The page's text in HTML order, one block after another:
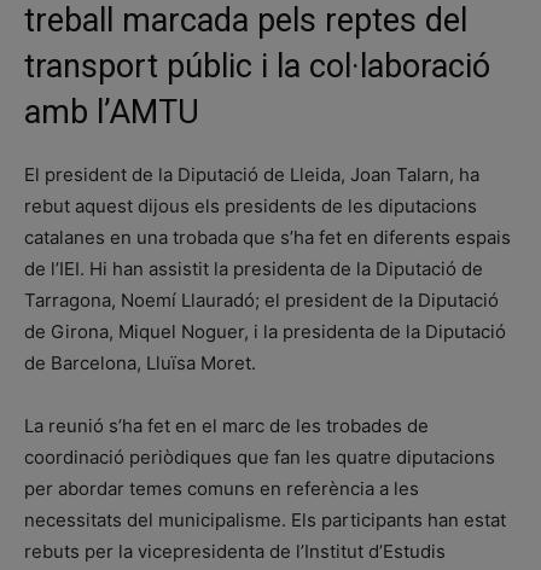
treball marcada pels reptes del
transport públic i la col·laboració
amb l’AMTU
El president de la Diputació de Lleida, Joan Talarn, ha
rebut aquest dijous els presidents de les diputacions
catalanes en una trobada que s’ha fet en diferents espais
de l’IEI. Hi han assistit la presidenta de la Diputació de
Tarragona, Noemí Llauradó; el president de la Diputació
de Girona, Miquel Noguer, i la presidenta de la Diputació
de Barcelona, Lluïsa Moret.
La reunió s’ha fet en el marc de les trobades de
coordinació periòdiques que fan les quatre diputacions
per abordar temes comuns en referència a les
necessitats del municipalisme. Els participants han estat
rebuts per la vicepresidenta de l’Institut d’Estudis